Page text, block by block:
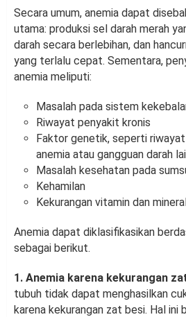
Secara umum, anemia dapat
utama: produksi sel darah merah
darah secara berlebihan, dan
yang terlalu cepat. Sementara,
anemia meliputi:
Masalah pada sistem
Riwayat penyakit kronis
Faktor genetik, seperti
anemia atau gangguan darah
Masalah kesehatan pada
Kehamilan
Kekurangan vitamin dan
Anemia dapat diklasifikasikan
sebagai berikut.
1. Anemia karena kekurangan
tubuh tidak dapat menghasilkan
karena kekurangan zat besi. Hal ini